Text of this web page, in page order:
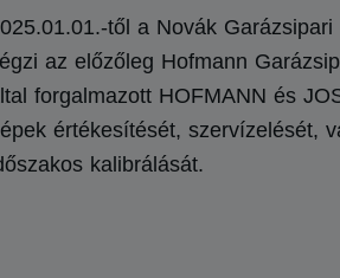
től a Novák Garázsipari
az előzőleg Hofmann
forgalmazott HOFMANN és
értékesítését, szervízelését,
kalibrálását.